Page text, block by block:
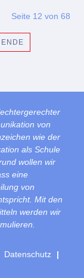
Seite 12 von 68
ENDE
von
wie der
als Schule
wollen wir
eine
von
Mit den
werden wir
Datenschutz